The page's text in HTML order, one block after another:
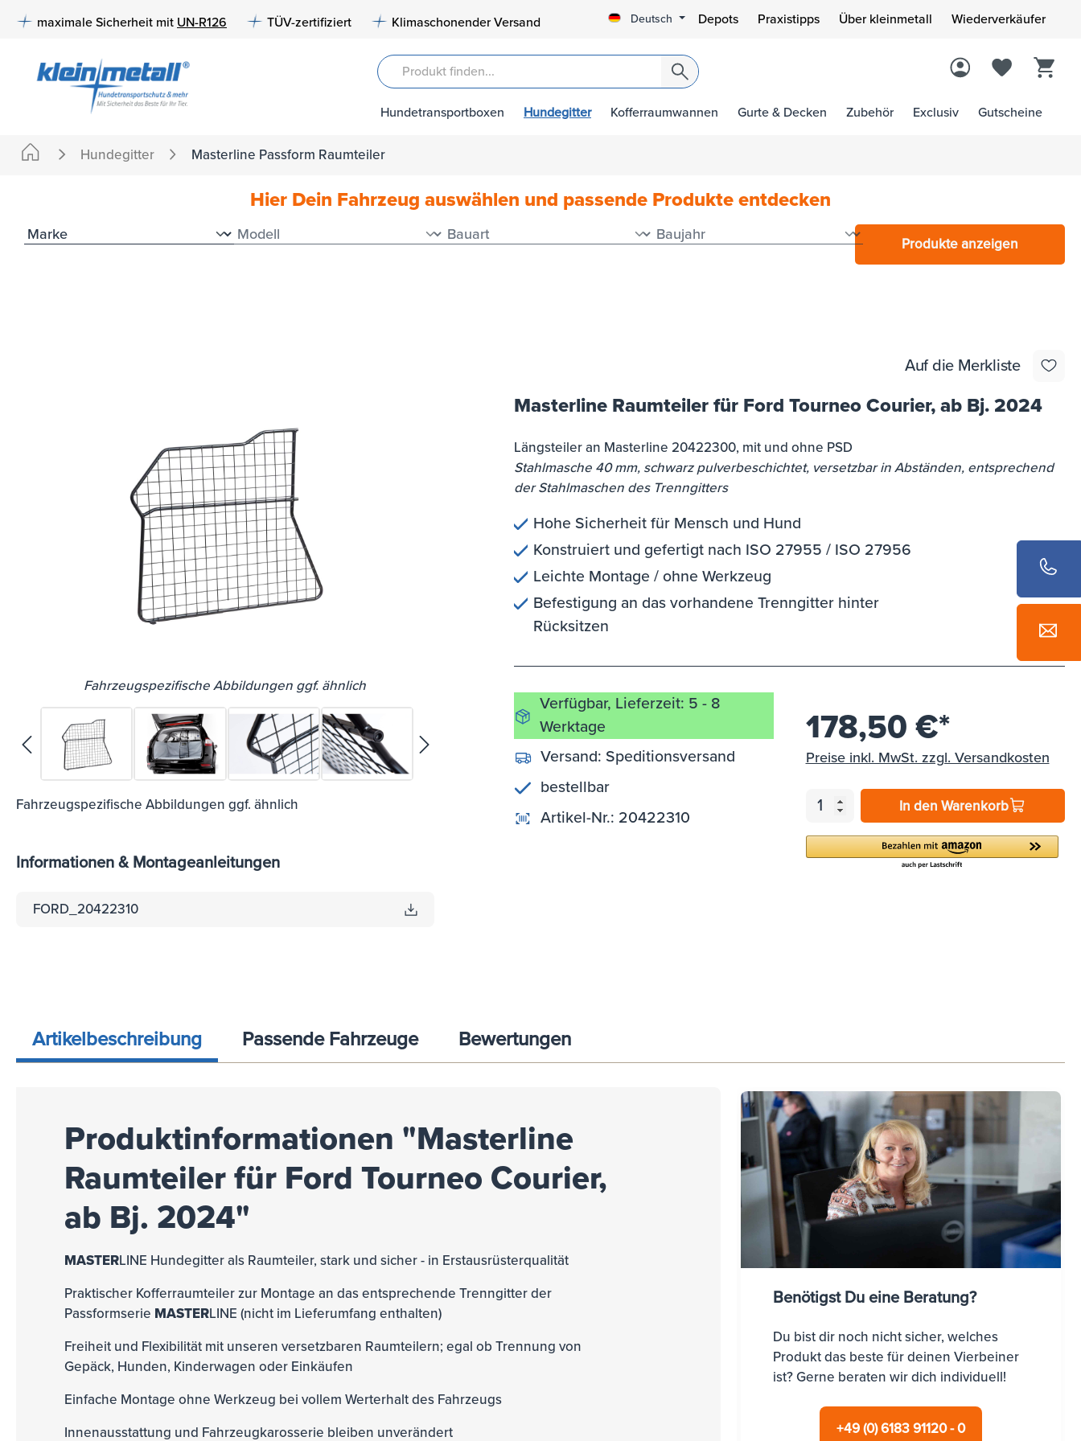
springen Zur Hauptnavigation springen
maximale Sicherheit mit UN-R126 TÜV-zertifiziert Klimaschonender Versand Deutsch Depots Praxistipps Über kleinmetall Wiederverkäufer
Hundetransportboxen Hundegitter Kofferraumwannen Gurte & Decken Zubehör Exclusiv Gutscheine
Hundegitter Masterline Passform Raumteiler
Hier Dein Fahrzeug auswählen und passende Produkte entdecken
Produkte anzeigen
Fahrzeugspezifische Abbildungen ggf. ähnlich
Fahrzeugspezifische Abbildungen ggf. ähnlich
Informationen & Montageanleitungen
FORD_20422310
Auf die Merkliste
Masterline Raumteiler für Ford Tourneo Courier, ab Bj. 2024
Längsteiler an Masterline 20422300, mit und ohne PSD
Stahlmasche 40 mm, schwarz pulverbeschichtet, versetzbar in Abständen, entsprechend
der Stahlmaschen des Trenngitters
Hohe Sicherheit für Mensch und Hund
Konstruiert und gefertigt nach ISO 27955 / ISO 27956
Leichte Montage / ohne Werkzeug
Befestigung an das vorhandene Trenngitter hinter
Rücksitzen
Verfügbar, Lieferzeit: 5 - 8
Werktage
Versand: Speditionsversand
bestellbar
Artikel-Nr.: 20422310
178,50 €*
Preise inkl. MwSt. zzgl. Versandkosten
In den Warenkorb
Artikelbeschreibung Passende Fahrzeuge Bewertungen
Produktinformationen "Masterline
Raumteiler für Ford Tourneo Courier,
ab Bj. 2024"
MASTERLINE Hundegitter als Raumteiler, stark und sicher - in Erstausrüsterqualität
Praktischer Kofferraumteiler zur Montage an das entsprechende Trenngitter der
Passformserie MASTERLINE (nicht im Lieferumfang enthalten)
Freiheit und Flexibilität mit unseren versetzbaren Raumteilern; egal ob Trennung von
Gepäck, Hunden, Kinderwagen oder Einkäufen
Einfache Montage ohne Werkzeug bei vollem Werterhalt des Fahrzeugs
Innenausstattung und Fahrzeugkarosserie bleiben unverändert
Benötigst Du eine Beratung?
Du bist dir noch nicht sicher, welches
Produkt das beste für deinen Vierbeiner
ist? Gerne beraten wir dich individuell!
+49 (0) 6183 91120 - 0